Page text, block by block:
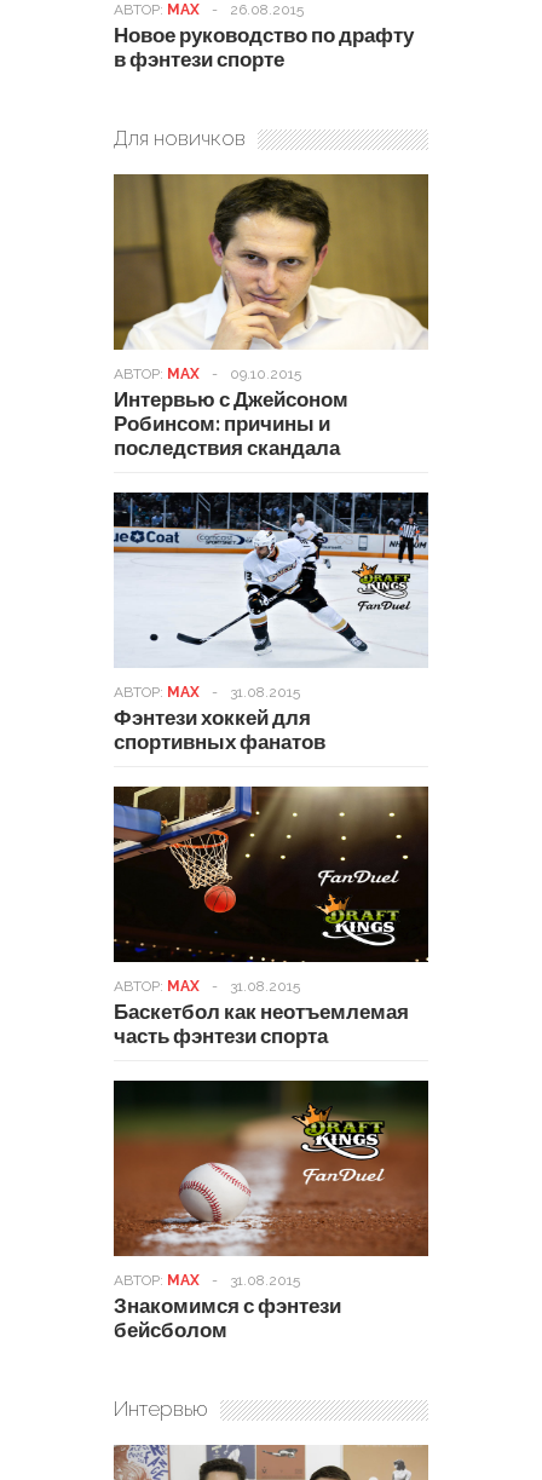
АВТОР: MAX - 26.08.2015
Новое руководство по драфту
в фэнтези спорте
Для новичков
АВТОР: MAX - 09.10.2015
Интервью с Джейсоном
Робинсом: причины и
последствия скандала
АВТОР: MAX - 31.08.2015
Фэнтези хоккей для
спортивных фанатов
АВТОР: MAX - 31.08.2015
Баскетбол как неотъемлемая
часть фэнтези спорта
АВТОР: MAX - 31.08.2015
Знакомимся с фэнтези
бейсболом
Интервью